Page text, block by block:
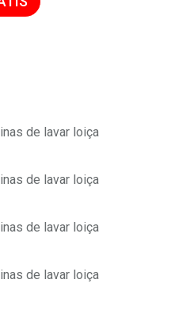
de lavar loiça
de lavar loiça
de lavar loiça
de lavar loiça